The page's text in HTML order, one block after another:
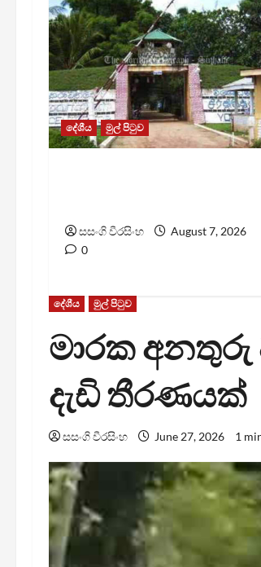
දේශීය මුල් පිටුව
මාරක
දැඩි තීරණයක්
සසංගි වීරසිංහ June 27, 2026 1
දේශීය මුල් පිටුව
සසංගි වීරසිංහ
August 7, 2026
0